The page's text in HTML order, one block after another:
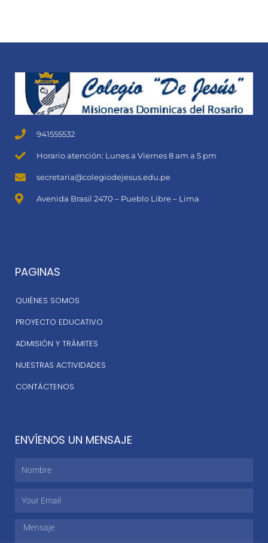
941555532
Horario atención: Lunes a Viernes 8 am a 5 pm
secretaria@colegiodejesus.edu.pe
Avenida Brasil 2470 – Pueblo Libre – Lima
PAGINAS
QUIÉNES SOMOS
PROYECTO EDUCATIVO
ADMISIÓN Y TRÁMITES
NUESTRAS ACTIVIDADES
CONTÁCTENOS
ENVÍENOS UN MENSAJE
Nombre
Mensaje